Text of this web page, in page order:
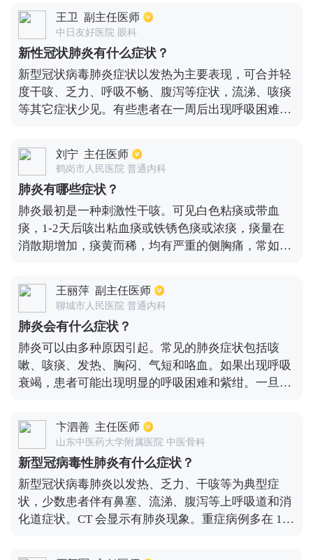
微，可无发热。当出现发热、干咳等症状时请一定到
指定医院进行排查诊治，关于新冠肺炎的症状也请以
最新官方指南为准。
王卫 副主任医师
中日友好医院 眼科
新性冠状肺炎有什么症状？
新型冠状病毒肺炎症状以发热为主要表现，可合并轻
度干咳、乏力、呼吸不畅、腹泻等症状，流涕、咳痰
等其它症状少见。有些患者在一周后出现呼吸困难，
克、难以纠正的代谢性酸中毒和出凝血功能障碍。部
分患者起病症状轻微，可无发热等临床症状，多在1
周后恢复。多数患者预后良好，少数患者病情危重，
甚至死亡。
刘宁 主任医师
鹤岗市人民医院 普通内科
肺炎有哪些症状？
肺炎最初是一种刺激性干咳。可见白色粘痰或带血
痰，1-2天后咳出粘血痰或铁锈色痰或浓痰，痰量在
消散期增加，痰黄而稀，均有严重的侧胸痛，常如针
下叶性肺炎，可刺激膈胸膜，引起剧烈腹痛，易误诊
为急腹症。由于肺实变、胸痛和毒血症导致通气不
足，导致呼吸困难。呼吸又快又浅。在严重的情况
下，气体交换受到影响，动脉血氧饱和度下降，出现
紫疳。少数病人有胃肠道症状，如恶心、呕吐、腹
胀、腹泻等。在严重的情况下，意识不清、烦躁不
安、嗜睡、昏迷等。会发生。此时，应及时进行血培
只有靶向治疗才能从根本上得到控制。
王丽萍 副主任医师
聊城市人民医院 普通内科
肺炎会有什么症状？
肺炎可以由多种原因引起。常见的肺炎症状包括咳
嗽、咳痰、发热、胸闷、气短和咯血。如果出现呼吸
衰竭，患者可能出现明显的呼吸困难和紫绀。一旦发
肺炎患者病情，然后给予积极治疗。病因治疗对肺炎
至关重要。例如，细菌性肺炎必须及时用抗生素治
疗，病毒性肺炎必须尽早用抗病毒药物治疗，真菌性
肺炎必须及时用抗真菌药物治疗。同时，应给予对症
和营养支持治疗。在治疗期间，应注意复查一些炎症
指标和肺部ct或胸片，观察治疗效果。
卞泗善 主任医师
山东中医药大学附属医院 中医骨科
新型冠病毒性肺炎有什么症状？
新型冠状病毒肺炎以发热、乏力、干咳等为典型症
状，少数患者伴有鼻塞、流涕、腹泻等上呼吸道和消
化道症状。CT 会显示有肺炎现象。重症病例多在 1
急性呼吸窘迫综合征、脓毒性休克、难以纠正的代谢